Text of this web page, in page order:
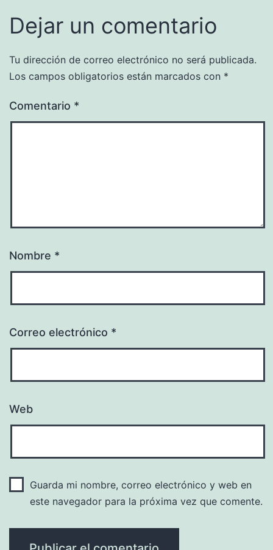
Dejar un comentario
Tu dirección de correo electrónico no será publicada.
Los campos obligatorios están marcados con *
Comentario *
Nombre *
Correo electrónico *
Web
Guarda mi nombre, correo electrónico y web en
este navegador para la próxima vez que comente.